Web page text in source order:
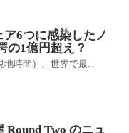
6つに感染したノ
の1億円超え？
地時間）、世界で最...
Round Two のニュ